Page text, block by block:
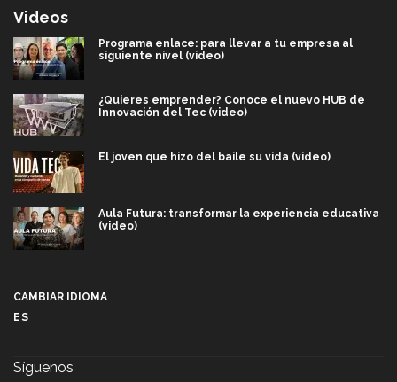
Videos
Programa enlace: para llevar a tu empresa al
siguiente nivel (video)
¿Quieres emprender? Conoce el nuevo HUB de
Innovación del Tec (video)
El joven que hizo del baile su vida (video)
Aula Futura: transformar la experiencia educativa
(video)
CAMBIAR IDIOMA
ES
Síguenos